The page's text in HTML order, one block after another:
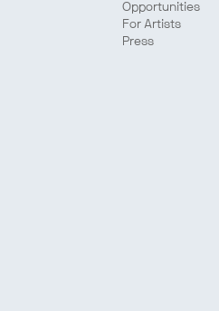
Opportunities
For Artists
Press